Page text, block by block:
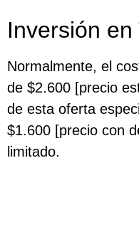
Inversión
Normalmente, el
de $2.600 [precio
de esta oferta
$1.600 [precio con
limitado.